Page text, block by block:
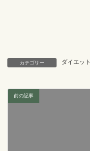
カテゴリー ダイエット
前の記事